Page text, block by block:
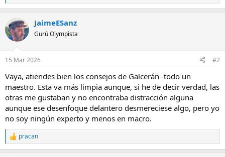
e
c
c
i
e
:
JaimeESanz
Gurú Olympista
15 Mar 2026 #2
Vaya, atiendes bien los consejos de Galcerán -todo un
maestro. Esta va más limpia aunque, si he de decir verdad, las
otras me gustaban y no encontraba distracción alguna
aunque ese desenfoque delantero desmereciese algo, pero yo
no soy ningún experto y menos en macro.
R
e
pracan